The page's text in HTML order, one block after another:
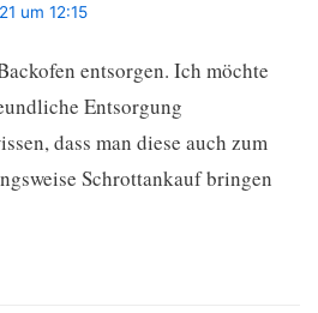
um 12:15
entsorgen. Ich möchte
Entsorgung
dass man diese auch zum
Schrottankauf bringen